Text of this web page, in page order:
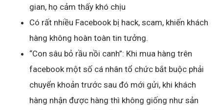
gian, họ cảm thấy khó chịu
Có rất nhiều Facebook bị hack, scam, khiến khách
hàng không hoàn toàn tin tưởng.
“Con sâu bỏ rầu nồi canh”: Khi mua hàng trên
facebook một số cá nhân tổ chức bắt buộc phải
chuyển khoản trước sau đó mới gửi, khi khách
hàng nhận được hàng thì không giống như sản